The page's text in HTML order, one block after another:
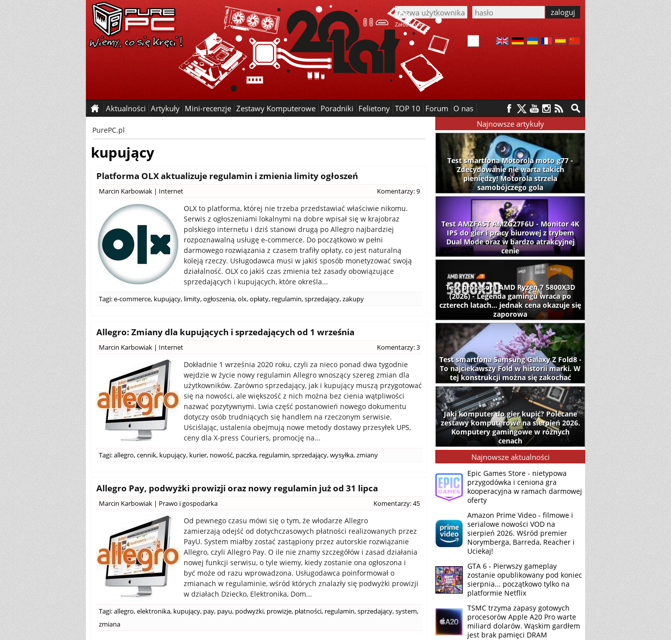
Załóż konto
Aktualności Artykuły Mini-recenzje Zestawy Komputerowe Poradniki Felietony TOP 10 Forum O nas
PurePC.pl
kupujący
Platforma OLX aktualizuje regulamin i zmienia limity ogłoszeń
Marcin Karbowiak | Internet Komentarzy: 9
OLX to platforma, której nie trzeba przedstawiać właściwie nikomu.
Serwis z ogłoszeniami lokalnymi na dobre wpisał się w krajobraz
polskiego internetu i dziś stanowi drugą po Allegro najbardziej
rozpoznawalną usługę e-commerce. Do początkowo w pełni
darmowego rozwiązania z czasem trafiły opłaty, co jest naturalną
koleją rzeczy. Usługodawca musi w jakiś sposób monetyzować swoją
działalność. OLX co jakiś czas zmienia też zasady obowiązujące
sprzedających i kupujących, które określa...
Tagi:e-commerce, kupujący, limity,ogłoszenia,olx,opłaty, regulamin,sprzedający,zakupy
Allegro: Zmiany dla kupujących i sprzedających od 1 września
Marcin Karbowiak | Internet Komentarzy: 3
Dokładnie 1 września 2020 roku, czyli za nieco ponad dwa tygodnie
wejdzie w życie nowy regulamin Allegro wnoszący szereg zmian dla
użytkowników. Zarówno sprzedający, jak i kupujący muszą przygotować
się na nowości, ale większość z nich można bez cienia wątpliwości
nazwać pozytywnymi. Lwia część postanowień nowego dokumentu
dotyczy osób trudniących się handlem na rzeczonym serwisie.
Uściślając, ustalenia obejmują nowe metody dostawy przesyłek UPS,
ceny dla X-press Couriers, promocję na...
Tagi:allegro,cennik, kupujący, kurier, nowość, paczka, regulamin,sprzedający,wysyłka,zmiany
Allegro Pay, podwyżki prowizji oraz nowy regulamin już od 31 lipca
Marcin Karbowiak | Prawo i gospodarka Komentarzy: 45
Od pewnego czasu mówi się o tym, że włodarze Allegro
zamierzają odejść od dotychczasowych płatności realizowanych przez
PayU. System miałby zostać zastąpiony przez autorskie rozwiązanie
Allegro, czyli Allegro Pay. O ile nie znamy szczegółów i zasad działania
nowej funkcji serwisu, o tyle wiemy, kiedy zostanie ona ogłoszona i
być może od razu wprowadzona. Usługodawca poinformował o
zmianach w regulaminie, wśród których znalazły się podwyżki prowizji
w działach Dziecko, Elektronika, Dom...
Tagi:allegro,elektronika, kupujący, pay, payu, podwyżki, prowizje, płatności, regulamin,sprzedający,system,
zmiana
Najnowsze artykuły
Test smartfona Motorola moto g77 -
Zdecydowanie nie warta takich
pieniędzy! Motorola strzela
samobójczego gola
Test AMZFAST AMZG27F6U - Monitor 4K
IPS do gier i pracy biurowej z trybem
Dual Mode oraz w bardzo atrakcyjnej
cenie
Test procesora AMD Ryzen 7 5800X3D
(2026) - Legenda gamingu wraca po
czterech latach... jednak cena okazuje się
zaporowa
Test smartfona Samsung Galaxy Z Fold8 -
To najciekawszy Fold w historii marki. W
tej konstrukcji można się zakochać
Jaki komputer do gier kupić? Polecane
zestawy komputerowe na sierpień 2026.
Komputery gamingowe w różnych
cenach
Najnowsze aktualności
Epic Games Store - nietypowa
przygodówka i ceniona gra
kooperacyjna w ramach darmowej
oferty
Amazon Prime Video - filmowe i
serialowe nowości VOD na
sierpień 2026. Wśród premier
Norymberga, Barreda, Reacher i
Uciekaj!
GTA 6 - Pierwszy gameplay
zostanie opublikowany pod koniec
sierpnia... początkowo tylko na
platformie Netflix
TSMC trzyma zapasy gotowych
procesorów Apple A20 Pro warte
miliard dolarów. Wąskim gardłem
jest brak pamięci DRAM